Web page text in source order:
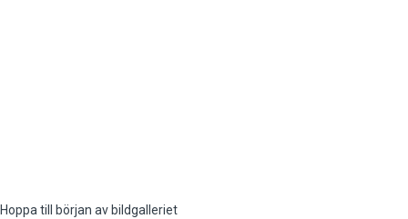
Hoppa till början av bildgalleriet